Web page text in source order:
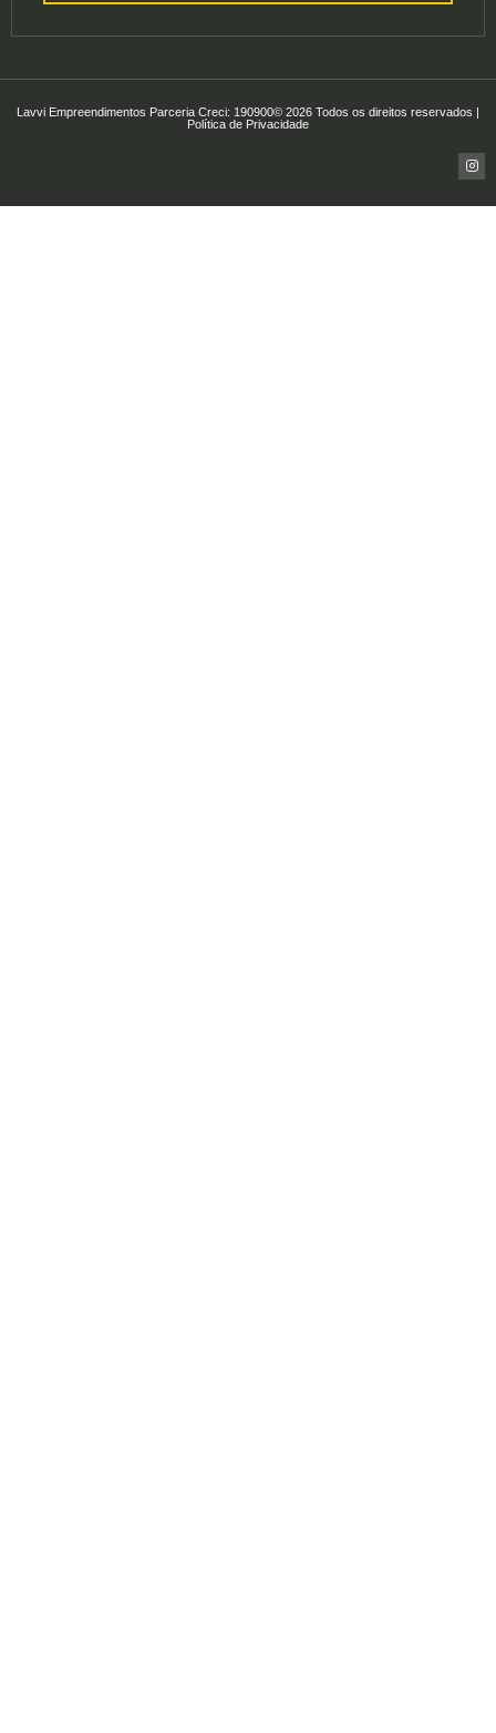
Lavvi Empreendimentos Parceria Creci: 190900© 2026 Todos os direitos reservados |
Política de Privacidade